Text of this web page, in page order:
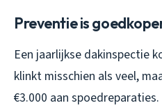
Preventie is
Een jaarlijkse dakinspectie
klinkt misschien als veel,
€3.000 aan